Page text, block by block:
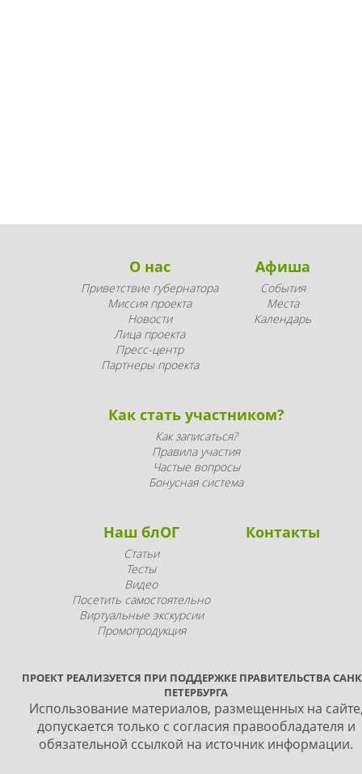
О нас
Приветствие губернатора
Миссия проекта
Новости
Лица проекта
Пресс-центр
Партнеры проекта
Афиша
События
Места
Календарь
Как стать участником?
Как записаться?
Правила участия
Частые вопросы
Бонусная система
Наш блОГ
Статьи
Тесты
Видео
Посетить самостоятельно
Виртуальные экскурсии
Промопродукция
Контакты
ПРОЕКТ РЕАЛИЗУЕТСЯ ПРИ ПОДДЕРЖКЕ ПРАВИТЕЛЬСТВА
ПЕТЕРБУРГА
Использование материалов, размещенных на
допускается только с согласия правообладателя и
обязательной ссылкой на источник информации.